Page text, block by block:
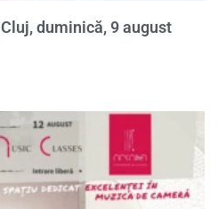
duminică, 9 august